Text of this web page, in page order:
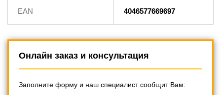
EAN 4046577669697
Онлайн заказ и консультация
Заполните форму и наш специалист сообщит Вам: